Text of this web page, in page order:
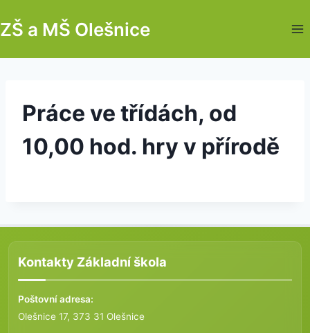
to
ZŠ a MŠ Olešnice
Práce ve třídách, od
10,00 hod. hry v přírodě
Kontakty Základní škola
Poštovní adresa:
Olešnice 17, 373 31 Olešnice